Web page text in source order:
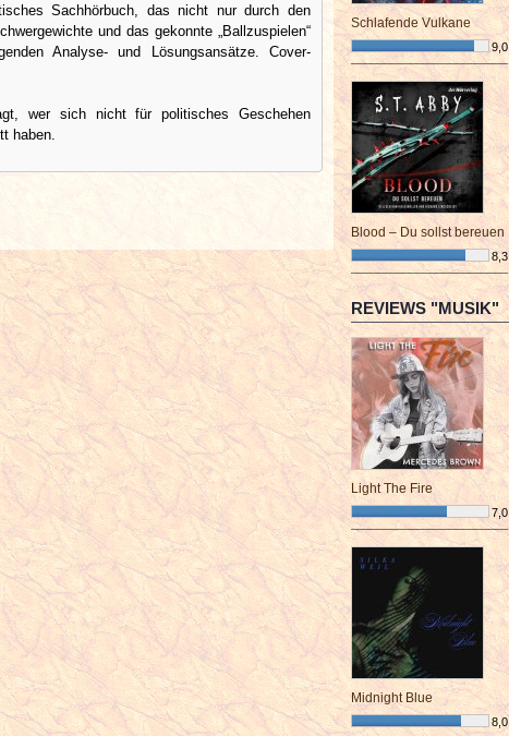
Sachhörbuch, das nicht nur durch den
und das gekonnte „Ballzuspielen“
Analyse- und Lösungsansätze. Cover-
wer sich nicht für politisches Geschehen
haben.
Schlafende Vulkane
9,0
¯¯¯¯¯¯¯¯¯¯¯¯¯¯¯¯¯¯¯¯¯¯¯¯
Blood – Du sollst bereuen
8,3
¯¯¯¯¯¯¯¯¯¯¯¯¯¯¯¯¯¯¯¯¯¯¯¯
REVIEWS "MUSIK"
Light The Fire
7,0
¯¯¯¯¯¯¯¯¯¯¯¯¯¯¯¯¯¯¯¯¯¯¯¯
Midnight Blue
8,0